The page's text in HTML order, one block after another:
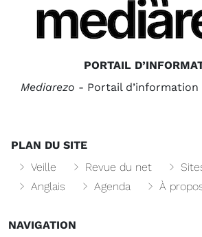
PORTAIL
Mediarezo - Portail d’information
PLAN DU SITE
Veille
Revue du net
Anglais
Agenda À
NAVIGATION